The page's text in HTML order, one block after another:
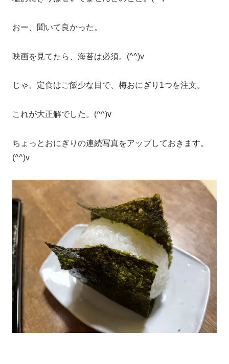
おー、聞いて良かった。
映画を見てたら、海苔は必須。(^^)v
じゃ、定食はご飯少な目で、梅おにぎり1つを注文。
これが大正解でした。(^^)v
ちょっとおにぎりの連続写真をアップしておきます。
(^^)v